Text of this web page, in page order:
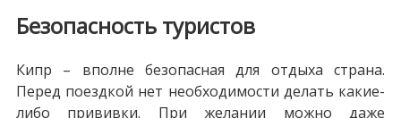
Безопасность туристов
Кипр – вполне безопасная для отдыха страна.
Перед поездкой нет необходимости делать какие-
либо прививки. При желании можно даже